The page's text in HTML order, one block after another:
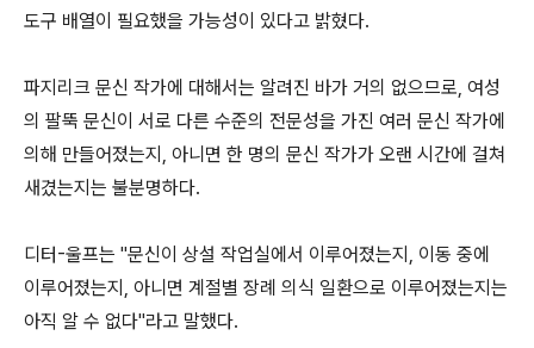
도구 배열이 필요했을 가능성이 있다고 밝혔다.
파지리크 문신 작가에 대해서는 알려진 바가 거의 없으므로, 여성
의 팔뚝 문신이 서로 다른 수준의 전문성을 가진 여러 문신 작가에
의해 만들어졌는지, 아니면 한 명의 문신 작가가 오랜 시간에 걸쳐
새겼는지는 불분명하다.
디터-울프는 "문신이 상설 작업실에서 이루어졌는지, 이동 중에
이루어졌는지, 아니면 계절별 장례 의식 일환으로 이루어졌는지는
아직 알 수 없다"라고 말했다.